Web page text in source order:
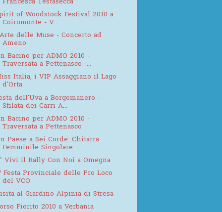
of Woodstock Festival 2010 a
Coiromonte - V...
delle Muse - Concerto ad
Ameno
Bacino per ADMO 2010 -
Traversata a Pettenasco -...
Italia, i VIP Assaggiano il Lago
d'Orta
dell'Uva a Borgomanero -
Sfilata dei Carri A...
Bacino per ADMO 2010 -
Traversata a Pettenasco
Paese a Sei Corde: Chitarra
Femminile Singolare
Vivi il Rally Con Noi a Omegna
Festa Provinciale delle Pro Loco
del VCO
al Giardino Alpinia di Stresa
Fiorito 2010 a Verbania